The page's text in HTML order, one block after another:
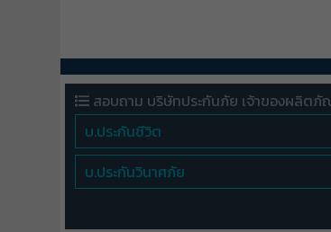
สอบถาม บริษัทประกันภัย เจ้าของผลิต
บ.ประกันชีวิต
บ.ประกันวินาศภัย